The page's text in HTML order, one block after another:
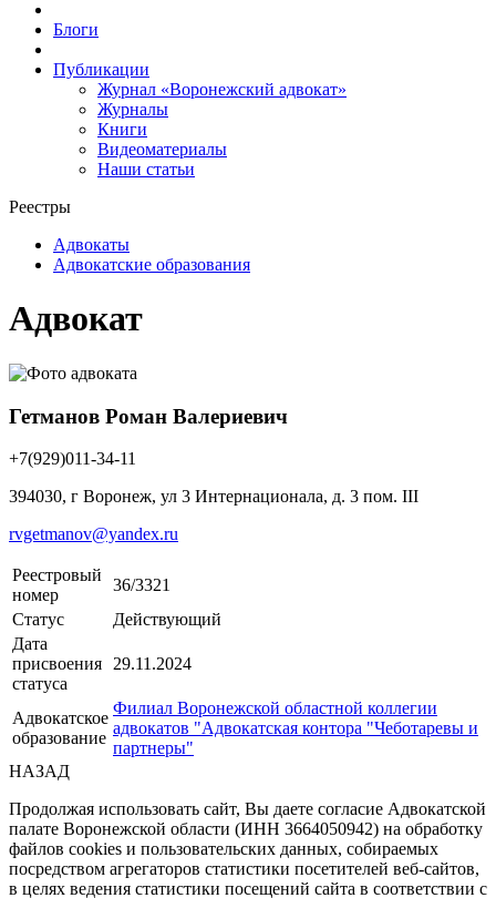
Блоги
Публикации
Журнал «Воронежский адвокат»
Журналы
Книги
Видеоматериалы
Наши статьи
Реестры
Адвокаты
Адвокатские образования
Адвокат
Гетманов Роман Валериевич
+7(929)011-34-11
394030, г Воронеж, ул 3 Интернационала, д. 3 пом. III
rvgetmanov@yandex.ru
Реестровый
номер
36/3321
Статус
Действующий
Дата
присвоения
статуса
29.11.2024
Адвокатское
образование
Филиал Воронежской областной коллегии
адвокатов "Адвокатская контора "Чеботаревы и
партнеры"
НАЗАД
Продолжая использовать сайт, Вы даете согласие Адвокатской
палате Воронежской области (ИНН 3664050942) на обработку
файлов cookies и пользовательских данных, собираемых
посредством агрегаторов статистики посетителей веб-сайтов,
в целях ведения статистики посещений сайта в соответствии с